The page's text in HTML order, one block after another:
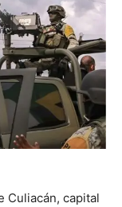
Culiacán, capital